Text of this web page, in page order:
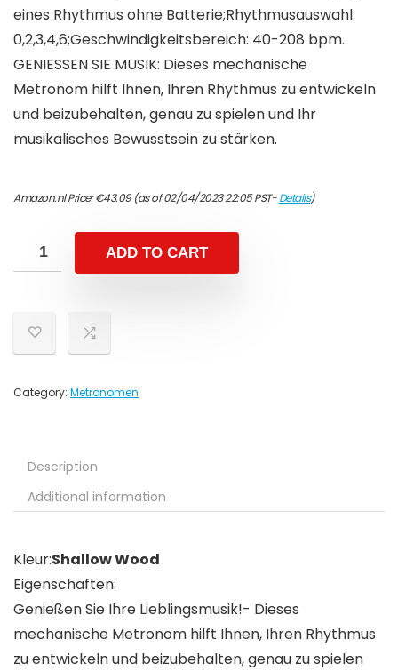
eines Rhythmus ohne Batterie;Rhythmusauswahl:
0,2,3,4,6;Geschwindigkeitsbereich: 40-208 bpm.
GENIESSEN SIE MUSIK: Dieses mechanische
Metronom hilft Ihnen, Ihren Rhythmus zu entwickeln
und beizubehalten, genau zu spielen und Ihr
musikalisches Bewusstsein zu stärken.
Amazon.nl Price:€43.09(as of 02/04/2023 22:05 PST-Details)
ADD TO CART
Category: Metronomen
Description
Additional information
Kleur:Shallow Wood
Eigenschaften:
Genießen Sie Ihre Lieblingsmusik!- Dieses
mechanische Metronom hilft Ihnen, Ihren Rhythmus
zu entwickeln und beizubehalten, genau zu spielen